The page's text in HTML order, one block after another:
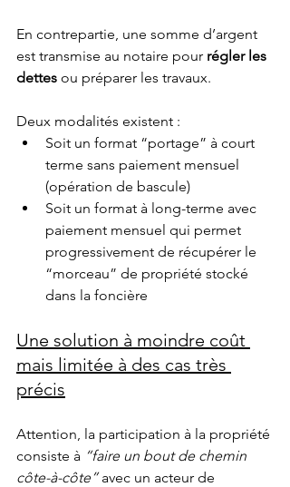
En contrepartie, une somme d’argent
est transmise au notaire pour régler les
dettes ou préparer les travaux.
Deux modalités existent :
Soit un format “portage” à court
terme sans paiement mensuel
(opération de bascule)
Soit un format à long-terme avec
paiement mensuel qui permet
progressivement de récupérer le
“morceau” de propriété stocké
dans la foncière
Une solution à moindre coût
mais limitée à des cas très
précis
Attention, la participation à la propriété
consiste à “faire un bout de chemin
côte-à-côte” avec un acteur de